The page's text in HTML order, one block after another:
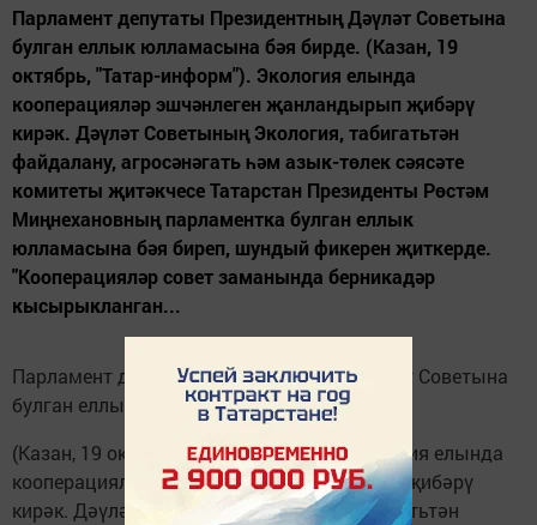
Парламент депутаты Президентның Дәүләт Советына
булган еллык юлламасына бәя бирде. (Казан, 19
октябрь, "Татар-информ"). Экология елында
кооперацияләр эшчәнлеген җанландырып җибәрү
кирәк. Дәүләт Советының Экология, табигатьтән
файдалану, агросәнәгать һәм азык-төлек сәясәте
комитеты җитәкчесе Татарстан Президенты Рөстәм
Миңнехановның парламентка булган еллык
юлламасына бәя биреп, шундый фикерен җиткерде.
"Кооперацияләр совет заманында берникадәр
кысырыкланган...
Парламент депутаты Президентның Дәүләт Советына
булган еллык юлламасына бәя бирде.
(Казан, 19 октябрь, "Татар-информ"). Экология елында
кооперацияләр эшчәнлеген җанландырып җибәрү
кирәк. Дәүләт Советының Экология, табигатьтән